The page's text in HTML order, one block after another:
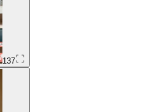
137